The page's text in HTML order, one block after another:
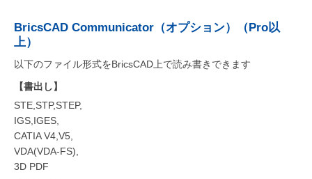
BricsCAD Communicator（オプション）（Pro以
上）
以下のファイル形式をBricsCAD上で読み書きできます
【書出し】
STE,STP,STEP,
IGS,IGES,
CATIA V4,V5,
VDA(VDA-FS),
3D PDF